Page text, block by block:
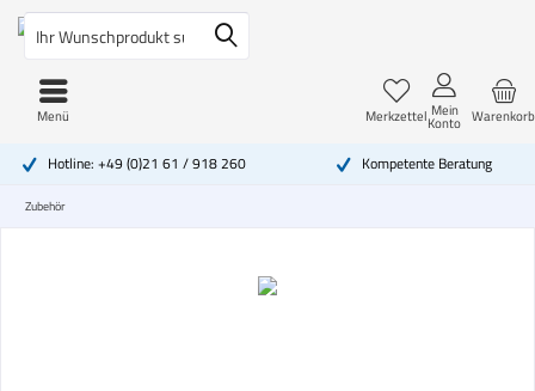
Hotline: +49 (0)21 61 / 918 260 Kompetente Beratung
Warenkorb
Merkzettel Mein
Konto
Menü
Zubehör